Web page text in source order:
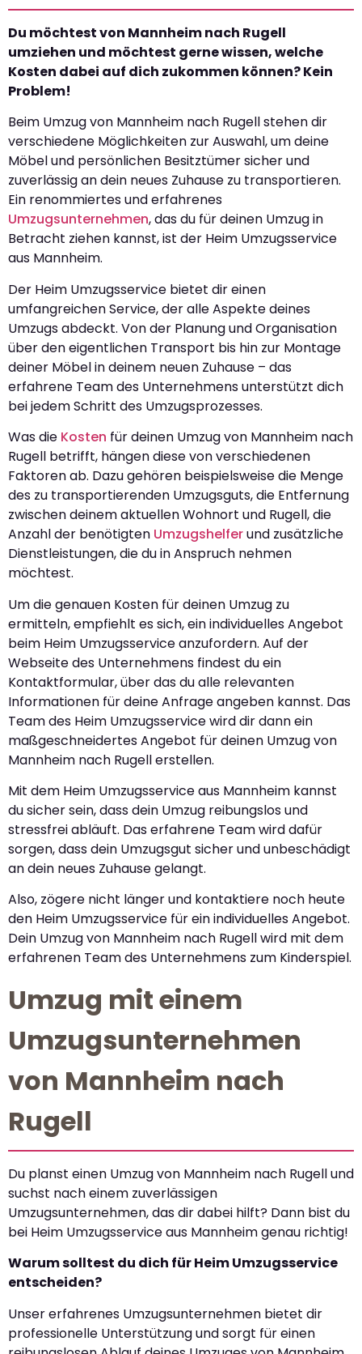
Du möchtest von Mannheim nach Rugell
umziehen und möchtest gerne wissen, welche
Kosten dabei auf dich zukommen können? Kein
Problem!
Beim Umzug von Mannheim nach Rugell stehen dir
verschiedene Möglichkeiten zur Auswahl, um deine
Möbel und persönlichen Besitztümer sicher und
zuverlässig an dein neues Zuhause zu transportieren.
Ein renommiertes und erfahrenes
Umzugsunternehmen, das du für deinen Umzug in
Betracht ziehen kannst, ist der Heim Umzugsservice
aus Mannheim.
Der Heim Umzugsservice bietet dir einen
umfangreichen Service, der alle Aspekte deines
Umzugs abdeckt. Von der Planung und Organisation
über den eigentlichen Transport bis hin zur Montage
deiner Möbel in deinem neuen Zuhause – das
erfahrene Team des Unternehmens unterstützt dich
bei jedem Schritt des Umzugsprozesses.
Was die Kosten für deinen Umzug von Mannheim nach
Rugell betrifft, hängen diese von verschiedenen
Faktoren ab. Dazu gehören beispielsweise die Menge
des zu transportierenden Umzugsguts, die Entfernung
zwischen deinem aktuellen Wohnort und Rugell, die
Anzahl der benötigten Umzugshelferund zusätzliche
Dienstleistungen, die du in Anspruch nehmen
möchtest.
Um die genauen Kosten für deinen Umzug zu
ermitteln, empfiehlt es sich, ein individuelles Angebot
beim Heim Umzugsservice anzufordern. Auf der
Webseite des Unternehmens findest du ein
Kontaktformular, über das du alle relevanten
Informationen für deine Anfrage angeben kannst. Das
Team des Heim Umzugsservice wird dir dann ein
maßgeschneidertes Angebot für deinen Umzug von
Mannheim nach Rugell erstellen.
Mit dem Heim Umzugsservice aus Mannheim kannst
du sicher sein, dass dein Umzug reibungslos und
stressfrei abläuft. Das erfahrene Team wird dafür
sorgen, dass dein Umzugsgut sicher und unbeschädigt
an dein neues Zuhause gelangt.
Also, zögere nicht länger und kontaktiere noch heute
den Heim Umzugsservice für ein individuelles Angebot.
Dein Umzug von Mannheim nach Rugell wird mit dem
erfahrenen Team des Unternehmens zum Kinderspiel.
Umzug mit einem
Umzugsunternehmen
von Mannheim nach
Rugell
Du planst einen Umzug von Mannheim nach Rugell und
suchst nach einem zuverlässigen
Umzugsunternehmen, das dir dabei hilft? Dann bist du
bei Heim Umzugsservice aus Mannheim genau richtig!
Warum solltest du dich für Heim Umzugsservice
entscheiden?
Unser erfahrenes Umzugsunternehmen bietet dir
professionelle Unterstützung und sorgt für einen